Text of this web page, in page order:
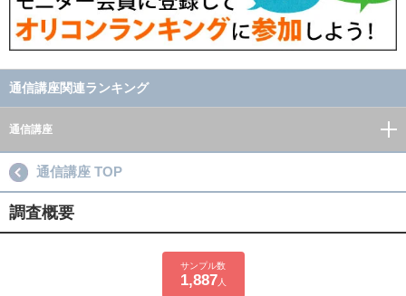
通信講座関連ランキング
通信講座
通信講座 TOP
調査概要
サンプル数
1,887 人